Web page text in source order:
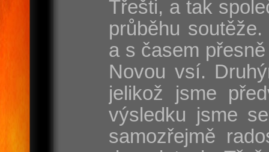
Třešti, a tak
průběhu
a s časem
Novou vsí.
jelikož jsme
výsledku jsme
samozřejmě